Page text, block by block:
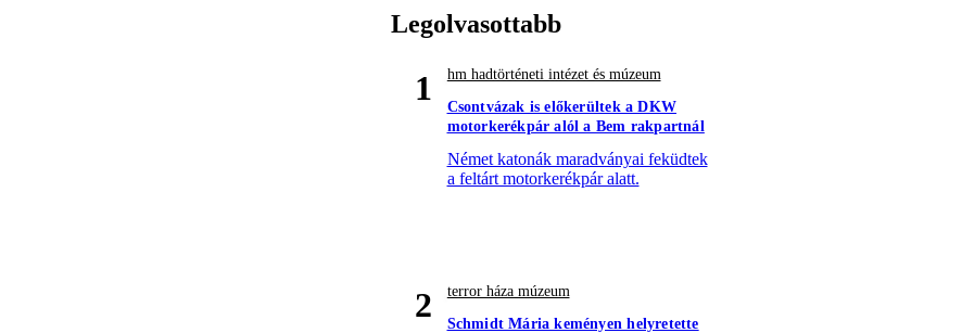
Legolvasottabb
1
hm hadtörténeti intézet és múzeum
Csontvázak is előkerültek a DKW
motorkerékpár alól a Bem rakpartnál
Német katonák maradványai feküdtek
a feltárt motorkerékpár alatt.
2
terror háza múzeum
Schmidt Mária keményen helyretette